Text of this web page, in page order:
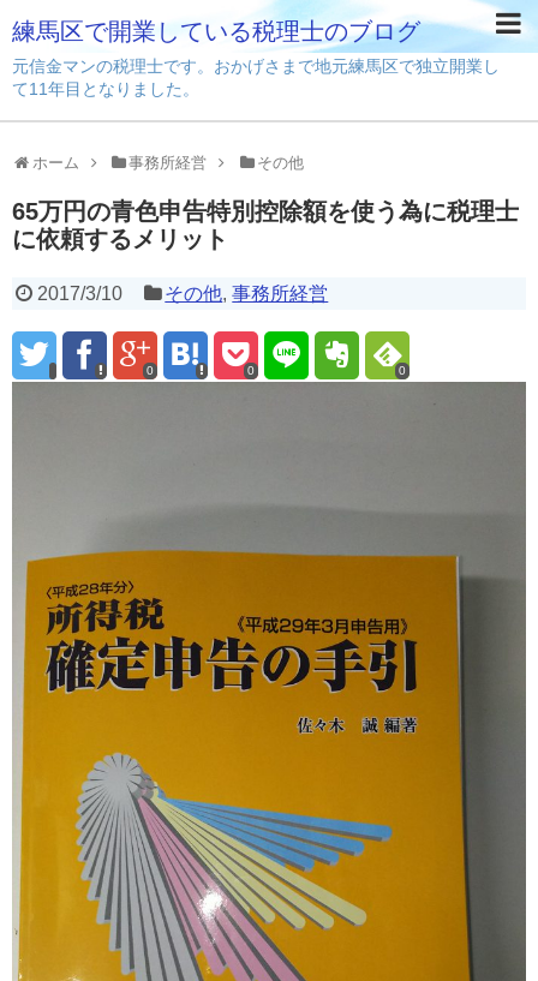
練馬区で開業している税理士のブログ
元信金マンの税理士です。おかげさまで地元練馬区で独立開業し
て11年目となりました。
ホーム 事務所経営 その他
65万円の青色申告特別控除額を使う為に税理士
に依頼するメリット
2017/3/10 その他,事務所経営
0 0 0